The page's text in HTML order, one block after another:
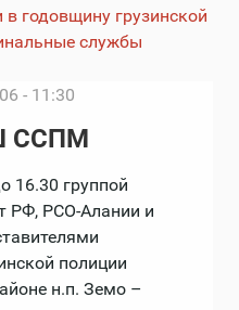
годовщину грузинской
службы
- 11:30
ССПМ
16.30 группой
РФ, РСО-Алании и
полиции
н.п. Земо –